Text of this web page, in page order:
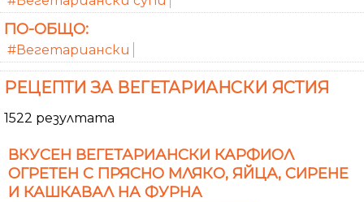
ПО-ОБЩО:
#Вегетариански
РЕЦЕПТИ ЗА ВЕГЕТАРИАНСКИ ЯСТИЯ
1522 резултата
ВКУСЕН ВЕГЕТАРИАНСКИ КАРФИОЛ
ОГРЕТЕН С ПРЯСНО МЛЯКО, ЯЙЦА, СИРЕНЕ
И КАШКАВАЛ НА ФУРНА